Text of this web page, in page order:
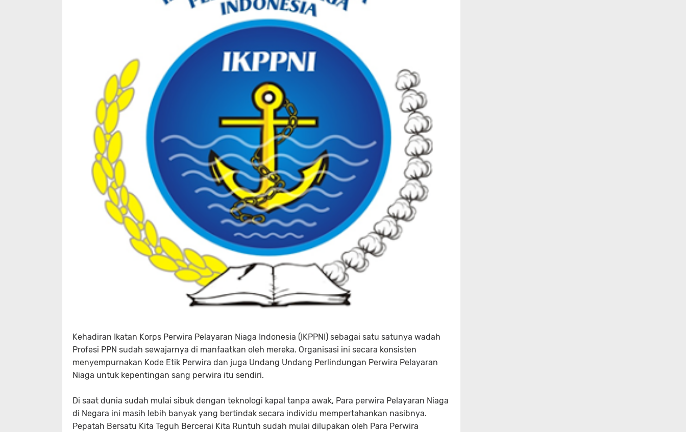
Kehadiran Ikatan Korps Perwira Pelayaran Niaga Indonesia (IKPPNI) sebagai satu satunya wadah
Profesi PPN sudah sewajarnya di manfaatkan oleh mereka. Organisasi ini secara konsisten
menyempurnakan Kode Etik Perwira dan juga Undang Undang Perlindungan Perwira Pelayaran
Niaga untuk kepentingan sang perwira itu sendiri.
Di saat dunia sudah mulai sibuk dengan teknologi kapal tanpa awak, Para perwira Pelayaran Niaga
di Negara ini masih lebih banyak yang bertindak secara individu mempertahankan nasibnya.
Pepatah Bersatu Kita Teguh Bercerai Kita Runtuh sudah mulai dilupakan oleh Para Perwira